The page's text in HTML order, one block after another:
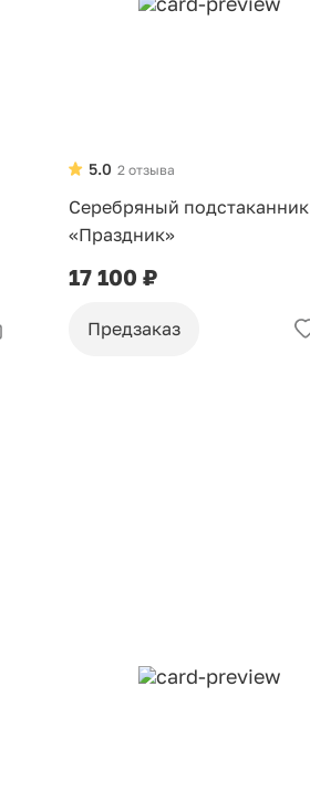
2 отзыва
5.0
Серебряный подстаканник
«Праздник»
17 100 ₽
Предзаказ